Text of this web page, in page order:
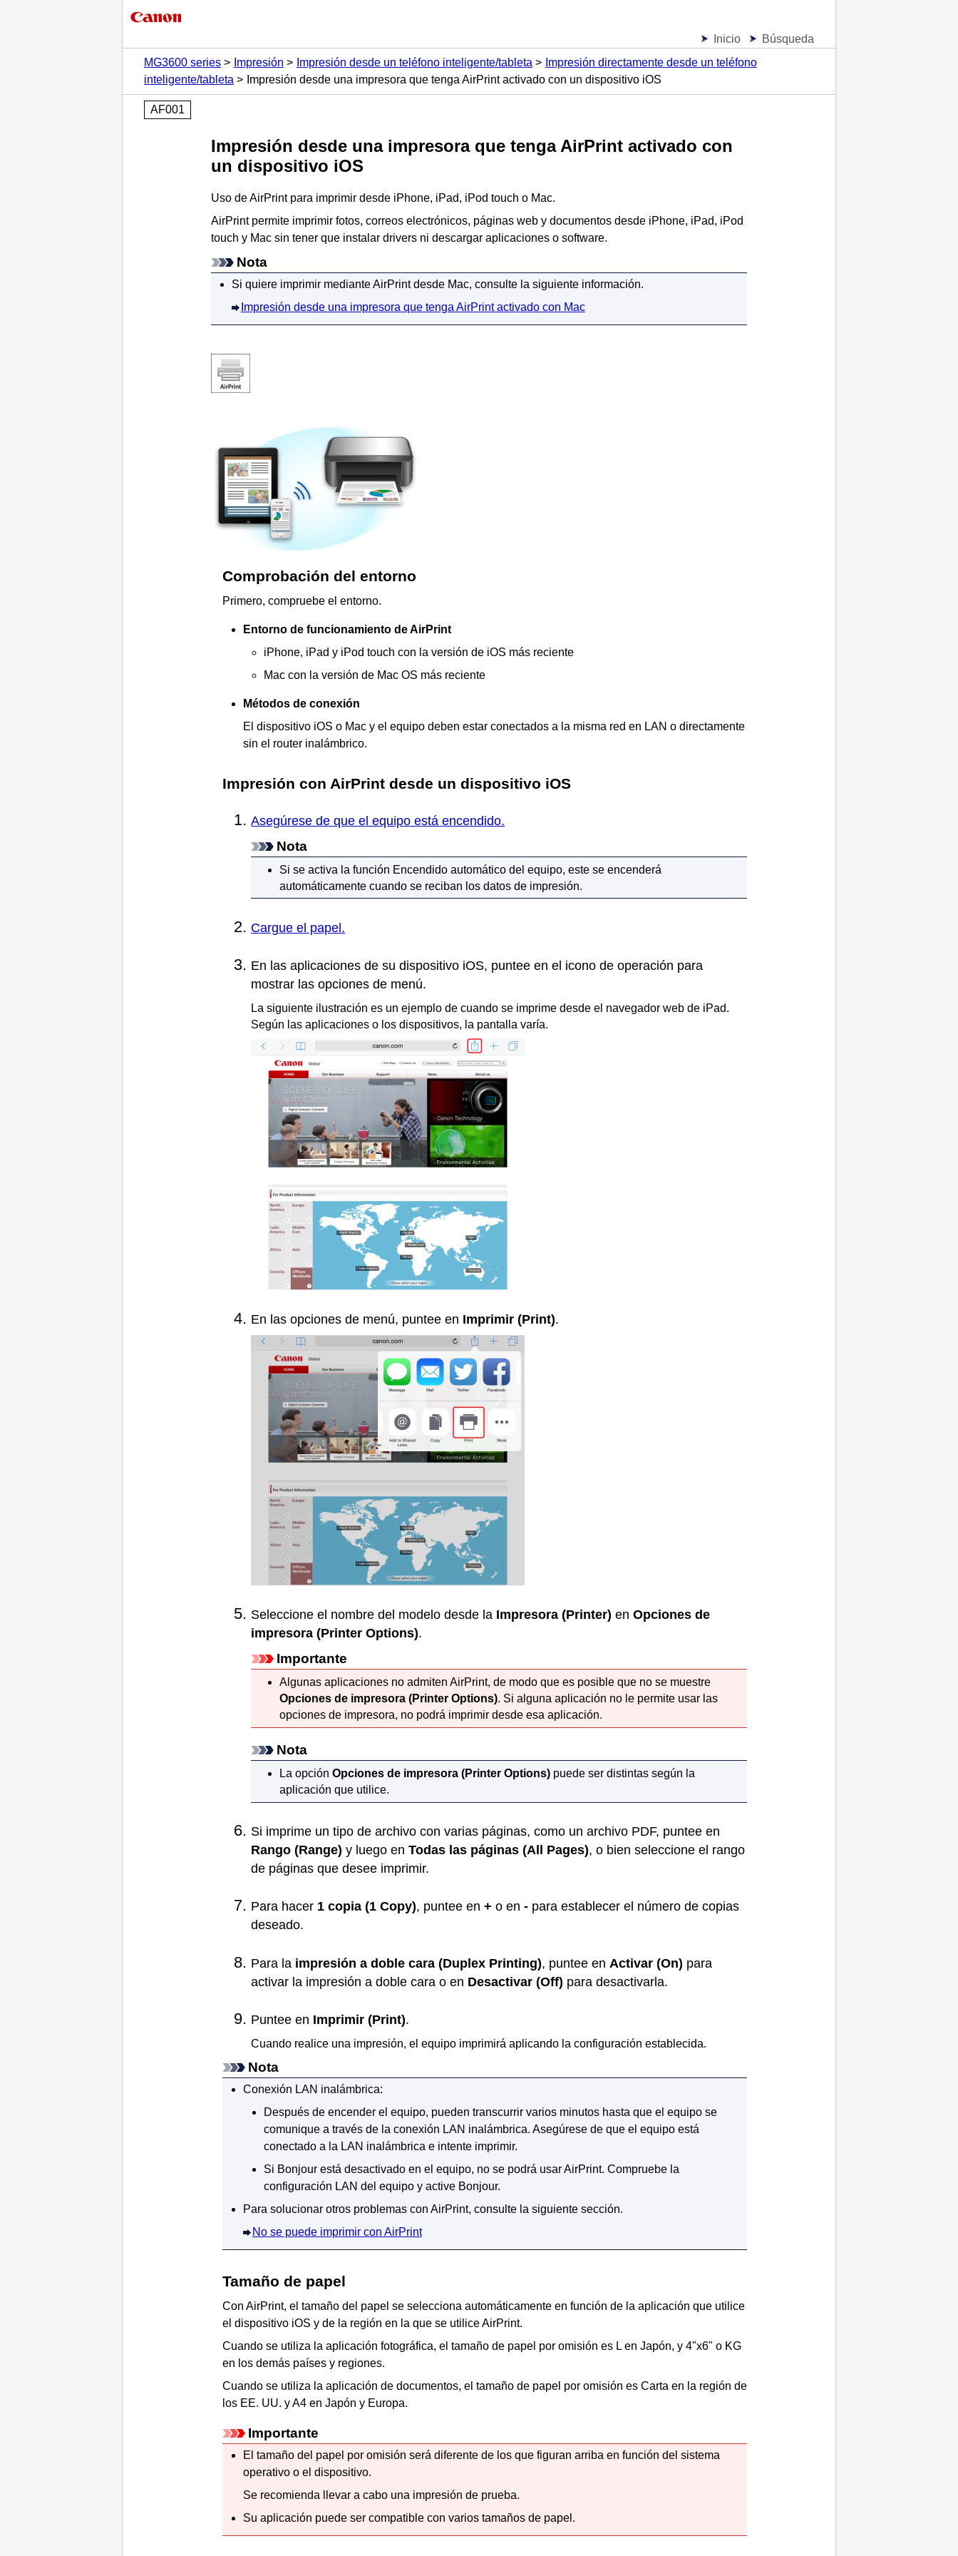
Inicio
Búsqueda
MG3600 series
Impresión Impresión desde un teléfono inteligente/tableta
Impresión directamente desde un teléfono
inteligente/tableta
Impresión desde una impresora que tenga AirPrint activado con un dispositivo iOS
AF001
Impresión desde una impresora que tenga AirPrint activado con
un dispositivo iOS
Uso deAirPrintpara imprimir desde iPhone, iPad, iPod touch o Mac.
AirPrintpermite imprimir fotos, correos electrónicos, páginas web y documentos desde iPhone, iPad, iPod
touch y Mac sin tener que instalar drivers ni descargar aplicaciones o software.
Nota
Si quiere imprimir medianteAirPrintdesde Mac, consulte la siguiente información.
Impresión desde una impresora que tenga AirPrint activado con Mac
Comprobación del entorno
Primero, compruebe el entorno.
Entorno de funcionamiento deAirPrint
iPhone, iPad y iPod touch con la versión de iOS más reciente
Maccon la versión de Mac OS más reciente
Métodos de conexión
El dispositivo iOS o Macy el equipodeben estar conectados a la misma red en LAN o directamente
sin el router inalámbrico.
Impresión con AirPrint desde un dispositivo iOS
Asegúrese de que el equipo está encendido.
Nota
Si se activa la función Encendido automático delequipo,este se encenderá
automáticamente cuando se reciban los datos de impresión.
Cargue el papel.
En las aplicaciones de su dispositivo iOS, puntee en el icono de operación para
mostrar las opciones de menú.
La siguiente ilustración es un ejemplo de cuando se imprime desde el navegador web de iPad.
Según las aplicaciones o los dispositivos, la pantalla varía.
En las opciones de menú, puntee en Imprimir (Print).
Seleccione el nombre del modelo desde la Impresora (Printer) en Opciones de
impresora (Printer Options).
Importante
Algunas aplicaciones no admitenAirPrint, de modo que es posible que no se muestre
Opciones de impresora (Printer Options). Si alguna aplicación no le permite usar las
opciones de impresora, no podrá imprimir desde esa aplicación.
Nota
La opciónOpciones de impresora (Printer Options) puede ser distintas según la
aplicación que utilice.
Si imprime un tipo de archivo con varias páginas, como un archivo PDF, puntee en
Rango (Range) y luego en Todas las páginas (All Pages), o bien seleccione el rango
de páginas que desee imprimir.
Para hacer 1 copia (1 Copy), puntee en + o en - para establecer el número de copias
deseado.
Para la impresión a doble cara (Duplex Printing), puntee en Activar (On) para
activar la impresión a doble cara o en Desactivar (Off) para desactivarla.
Puntee en Imprimir (Print).
Cuando realice una impresión, el equipo imprimirá aplicando la configuración establecida.
Nota
Conexión LAN inalámbrica:
Después de encender el equipo, pueden transcurrir varios minutos hasta que el equipose
comunique a través de la conexión LAN inalámbrica. Asegúrese de que el equipoestá
conectado a la LAN inalámbrica e intente imprimir.
Si Bonjourestá desactivado en el equipo, no se podrá usarAirPrint. Compruebe la
configuración LAN del equipoy active Bonjour.
Para solucionar otros problemas con AirPrint, consulte la siguiente sección.
No se puede imprimir con AirPrint
Tamaño de papel
Con AirPrint, el tamaño del papel se selecciona automáticamente en función de la aplicación que utilice
el dispositivo iOS y de la región en la que se utiliceAirPrint.
Cuando se utiliza la aplicación fotográfica, el tamaño de papel por omisión es L en Japón, y 4"x6" o KG
en los demás países y regiones.
Cuando se utiliza la aplicación de documentos, el tamaño de papel por omisión es Carta en la región de
los EE. UU. y A4 en Japón y Europa.
Importante
El tamaño del papel por omisión será diferente de los que figuran arriba en función del sistema
operativo o el dispositivo.
Se recomienda llevar a cabo una impresión de prueba.
Su aplicación puede ser compatible con varios tamaños de papel.